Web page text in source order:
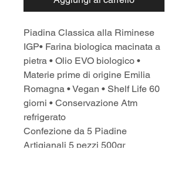
Piadina Classica alla Riminese
IGP• Farina biologica macinata a
pietra • Olio EVO biologico •
Materie prime di origine Emilia
Romagna • Vegan • Shelf Life 60
giorni • Conservazione Atm
refrigerato
Confezione da 5 Piadine
Artigianali 5 pezzi 500gr